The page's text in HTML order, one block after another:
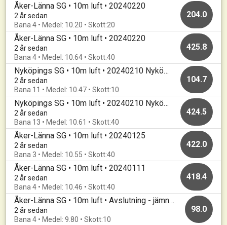
Åker-Länna SG • 10m luft • 20240220
2 år sedan
Bana 4 • Medel: 10.20 • Skott:20
204.0
Åker-Länna SG • 10m luft • 20240220
2 år sedan
Bana 4 • Medel: 10.64 • Skott:40
425.8
Nyköpings SG • 10m luft • 20240210 Nyköping Open 2024 Finalomgång
2 år sedan
Bana 11 • Medel: 10.47 • Skott:10
104.7
Nyköpings SG • 10m luft • 20240210 Nyköping Open 2024 Grundomgång
2 år sedan
Bana 13 • Medel: 10.61 • Skott:40
424.5
Åker-Länna SG • 10m luft • 20240125
2 år sedan
Bana 3 • Medel: 10.55 • Skott:40
422.0
Åker-Länna SG • 10m luft • 20240111
2 år sedan
Bana 4 • Medel: 10.46 • Skott:40
418.4
Åker-Länna SG • 10m luft • Avslutning - jämnast vinner
2 år sedan
Bana 4 • Medel: 9.80 • Skott:10
98.0